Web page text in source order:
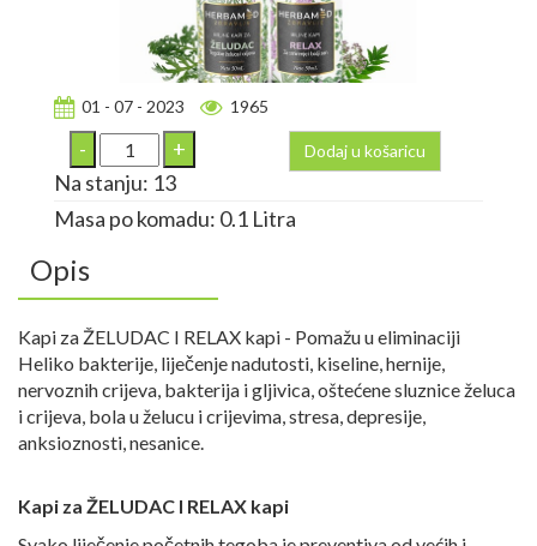
01 - 07 - 2023 1965
Dodaj u košaricu
Na stanju: 13
Masa po komadu: 0.1 Litra
Opis
Kapi za ŽELUDAC I RELAX kapi - Pomažu u eliminaciji
Heliko bakterije, liječenje nadutosti, kiseline, hernije,
nervoznih crijeva, bakterija i gljivica, oštećene sluznice želuca
i crijeva, bola u želucu i crijevima, stresa, depresije,
anksioznosti, nesanice.
Kapi za ŽELUDAC I RELAX kapi